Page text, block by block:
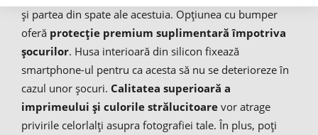
și partea din spate ale acestuia. Opțiunea cu bumper
oferă protecție premium suplimentară împotriva
șocurilor. Husa interioară din silicon fixează
smartphone-ul pentru ca acesta să nu se deterioreze în
cazul unor șocuri. Calitatea superioară a
imprimeului și culorile strălucitoare vor atrage
privirile celorlalți asupra fotografiei tale. În plus, poți